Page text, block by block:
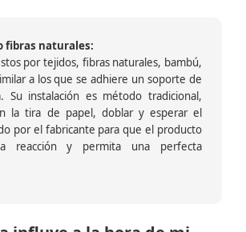
fibras naturales:
por tejidos, fibras naturales, bambú,
a los que se adhiere un soporte de
Su instalación es método tradicional,
la tira de papel, doblar y esperar el
por el fabricante para que el producto
reacción y permita una perfecta